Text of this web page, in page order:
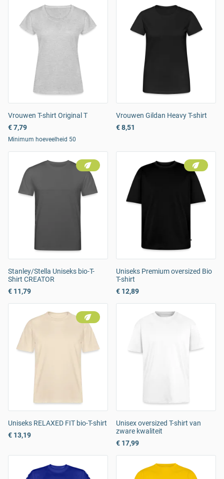
Vrouwen T-shirt Original T
€ 7,79
Minimum hoeveelheid 50
Vrouwen Gildan Heavy T-shirt
€ 8,51
Stanley/Stella Uniseks bio-T-
Shirt CREATOR
€ 11,79
Uniseks Premium oversized Bio
T-shirt
€ 12,89
Uniseks RELAXED FIT bio-T-shirt
€ 13,19
Unisex oversized T-shirt van
zware kwaliteit
€ 17,99